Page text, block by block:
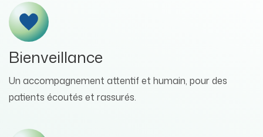
Bienveillance
Un accompagnement attentif et humain, pour des
patients écoutés et rassurés.